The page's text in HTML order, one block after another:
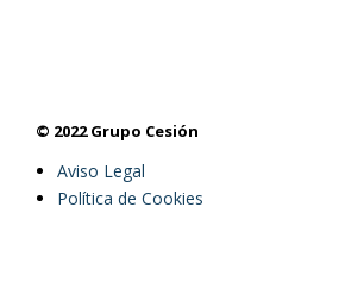
© 2022 Grupo Cesión
Aviso Legal
Política de Cookies